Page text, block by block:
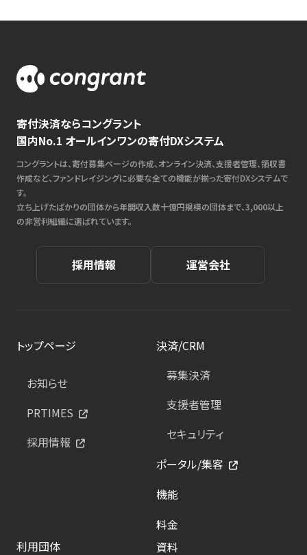
寄付決済ならコングラント
国内No.1 オールインワンの寄付DXシステム
コングラントは、寄付募集ページの作成、オンライン決済、支援者管理、領収書
作成など、ファンドレイジングに必要な全ての機能が揃った寄付DXシステムで
す。
立ち上げたばかりの団体から年間収入数十億円規模の団体まで、3,000以上
の非営利組織に選ばれています。
採用情報 運営会社
トップページ
お知らせ
PRTIMES
採用情報
決済/CRM
募集決済
支援者管理
セキュリティ
ポータル/集客
機能
料金
利用団体
資料